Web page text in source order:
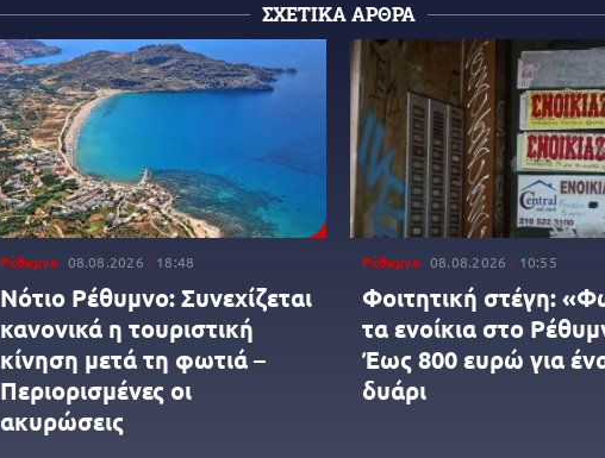
ΣΧΕΤΙΚΑ ΑΡΘΡΑ
Ρέθυμνο 08.08.2026 18:48
Νότιο Ρέθυμνο: Συνεχίζεται
κανονικά η τουριστική
κίνηση μετά τη φωτιά –
Περιορισμένες οι
ακυρώσεις
Ρέθυμνο 08.08.2026 10:55
Φοιτητική στέγη:
τα ενοίκια στο
Έως 800 ευρώ για
δυάρι